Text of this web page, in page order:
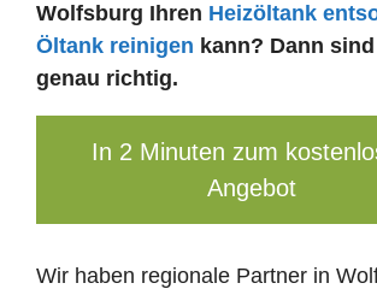
Wolfsburg Ihren Heizöltank
Öltank reinigen kann? Dann
genau richtig.
In 2 Minuten zum
Angebot
Wir haben regionale Partner in